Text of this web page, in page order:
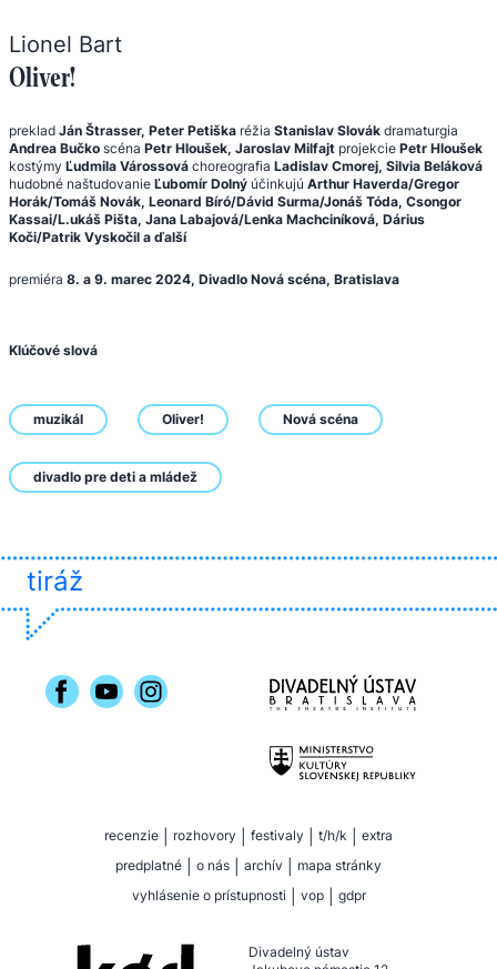
Lionel Bart
Oliver!
preklad Ján Štrasser, Peter Petiška réžia Stanislav Slovák dramaturgia
Andrea Bučko scéna Petr Hloušek, Jaroslav Milfajt projekcie Petr Hloušek
kostýmy Ľudmila Várossová choreografia Ladislav Cmorej, Silvia Beláková
hudobné naštudovanie Ľubomír Dolný účinkujú Arthur Haverda/Gregor
Horák/Tomáš Novák, Leonard Bíró/Dávid Surma/Jonáš Tóda, Csongor
Kassai/L.ukáš Pišta, Jana Labajová/Lenka Machciníková, Dárius
Koči/Patrik Vyskočil a ďalší
premiéra 8. a 9. marec 2024, Divadlo Nová scéna, Bratislava
Klúčové slová
muzikál Oliver! Nová scéna
divadlo pre deti a mládež
tiráž
recenzie rozhovory festivaly t/h/k
extra
predplatné
o nás archív
mapa stránky
vyhlásenie o prístupnosti
vop gdpr
Divadelný ústav